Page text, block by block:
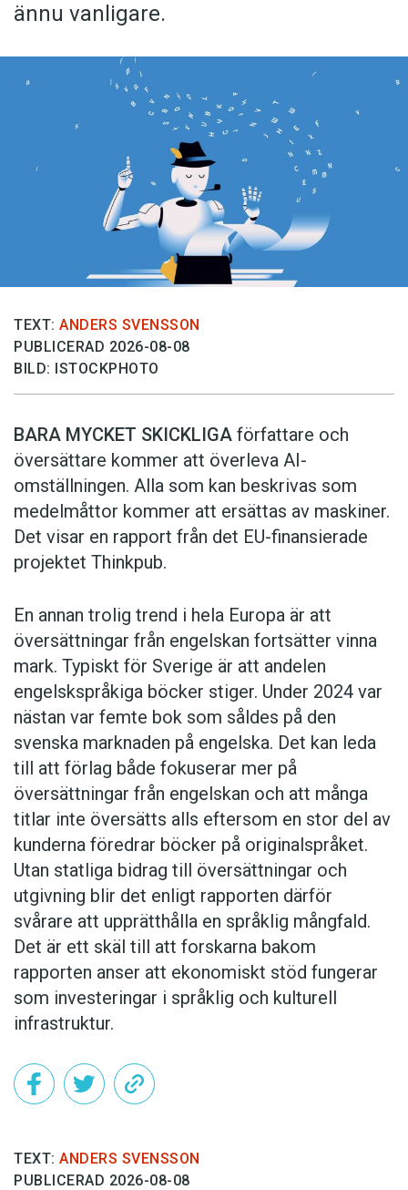
ännu vanligare.
TEXT: ANDERS SVENSSON
PUBLICERAD 2026-08-08
BILD: ISTOCKPHOTO
BARA MYCKET SKICKLIGA författare och
översättare ­kommer att överleva AI-
omställningen. Alla som kan beskrivas som
medelmåttor kommer att ersättas av maskiner.
Det visar en rapport från det EU-finansierade
projektet Thinkpub.
En annan trolig trend i hela Europa är att
översättningar från engelskan fortsätter vinna
mark. Typiskt för Sverige är att andelen
engelskspråkiga böcker stiger. Under 2024 var
nästan var femte bok som såldes på den
svenska marknaden på engelska. Det kan leda
till att förlag både fokuserar mer på
översättningar från engelskan och att många
titlar inte översätts alls eftersom en stor del av
kunderna föredrar böcker på originalspråket.
Utan statliga bidrag till översättningar och
utgivning blir det enligt rapporten därför
svårare att upprätthålla en språklig mångfald.
Det är ett skäl till att forskarna bakom
rapporten anser att ekonomiskt stöd fungerar
som investeringar i språklig och kulturell
infrastruktur.
TEXT: ANDERS SVENSSON
PUBLICERAD 2026-08-08